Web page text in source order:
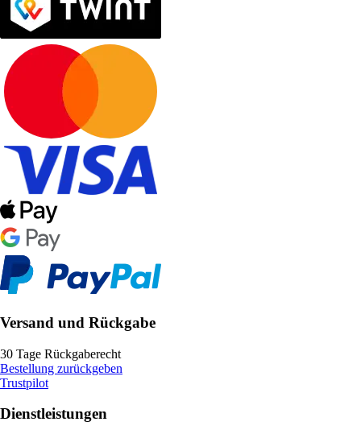
Versand und Rückgabe
30 Tage Rückgaberecht
Bestellung zurückgeben
Trustpilot
Dienstleistungen